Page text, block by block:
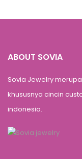
ABOUT SOVIA
Sovia Jewelry
khususnya cincin
indonesia.